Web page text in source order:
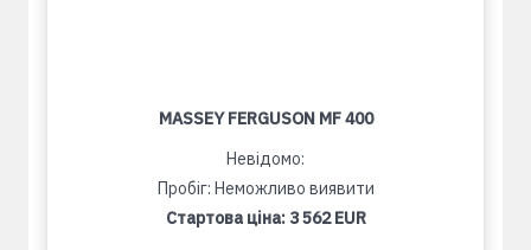
MASSEY FERGUSON MF 400
Невідомо:
Пробіг: Неможливо виявити
Стартова ціна: 3 562 EUR